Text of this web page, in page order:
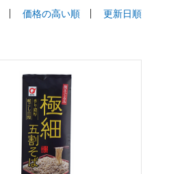
価格の高い順 更新日順